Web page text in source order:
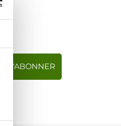
S'ABONNER